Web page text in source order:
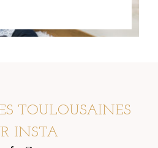
TOULOUSAINES
INSTA